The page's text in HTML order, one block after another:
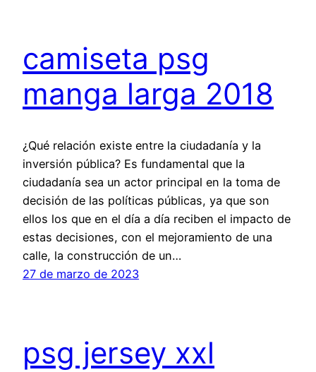
camiseta psg
manga larga 2018
¿Qué relación existe entre la ciudadanía y la
inversión pública? Es fundamental que la
ciudadanía sea un actor principal en la toma de
decisión de las políticas públicas, ya que son
ellos los que en el día a día reciben el impacto de
estas decisiones, con el mejoramiento de una
calle, la construcción de un…
27 de marzo de 2023
psg jersey xxl